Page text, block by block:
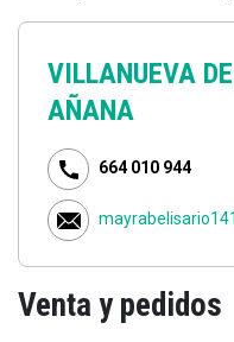
VILLANUEVA
AÑANA
664 010 944
Venta y pedidos